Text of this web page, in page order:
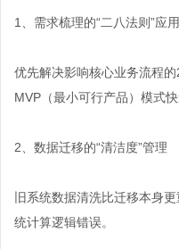
1、需求梳理的“二八法则”应用
优先解决影响核心业务流程
MVP（最小可行产品）模式
2、数据迁移的“清洁度”管理
旧系统数据清洗比迁移本身
统计算逻辑错误。